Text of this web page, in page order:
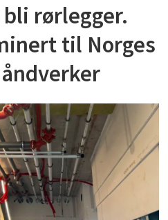
rørlegger.
til Norges